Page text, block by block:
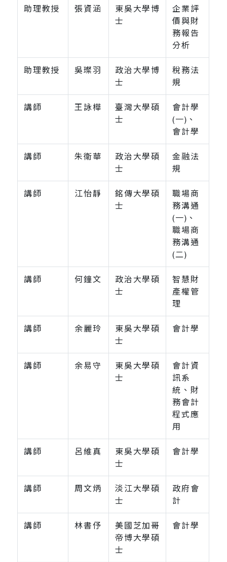
助理教授 張資涵
東吳大學博
士
企業評
價與財
務報告
分析
助理教授 吳璨羽
政治大學博
士
稅務法
規
講師 王詠樺
臺灣大學碩
士
會計學
(一)、
會計學
講師 朱衛華
政治大學碩
士
金融法
規
講師 江怡靜
銘傳大學碩
士
職場商
務溝通
(一)、
職場商
務溝通
(二)
講師 何鐘文
政治大學碩
士
智慧財
產權管
理
講師 余麗玲
東吳大學碩
士
會計學
講師 余易守
東吳大學碩
士
會計資
訊系
統、財
務會計
程式應
用
講師 呂維真
東吳大學碩
士
會計學
講師 周文炳
淡江大學碩
士
政府會
計
講師 林書伃
美國芝加哥
帝博大學碩
士
會計學